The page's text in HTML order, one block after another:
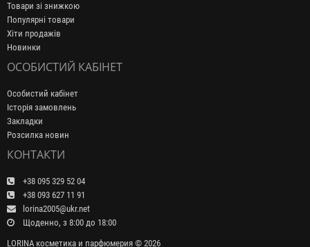
Товари зі знижкою
Популярні товари
Хіти продажів
Новинки
ОСОБИСТИЙ КАБІНЕТ
Особистий кабінет
Історія замовлень
Закладки
Розсилка новин
КОНТАКТИ
+38 095 329 52 04
+38 093 627 11 91
lorina2005@ukr.net
Щоденно, з 8:00 до 18:00
LORINA косметика и парфюмерия © 2026